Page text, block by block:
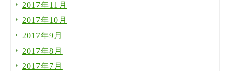
2017年11月
2017年10月
2017年9月
2017年8月
2017年7月